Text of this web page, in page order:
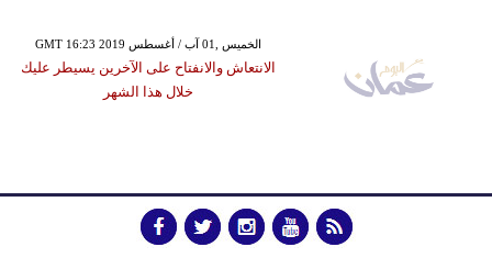
GMT 16:23 2019 الخميس ,01 آب / أغسطس
الانتعاش والانفتاح على الآخرين يسيطر عليك
خلال هذا الشهر